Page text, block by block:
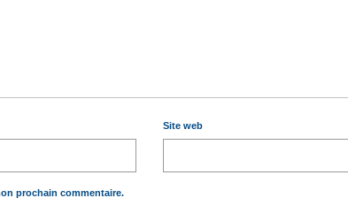
Site web
prochain commentaire.